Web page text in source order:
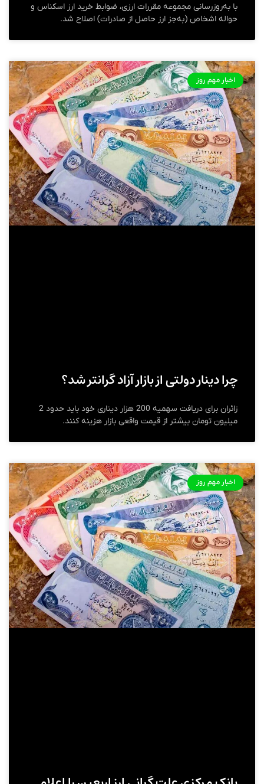
با به‌روزرسانی مجموعه مقررات ارزی، ضوابط خرید ارز اسکناس و
حواله اشخاص (به‌جز ارز حاصل از صادرات) اصلاح شد.
اخبار مهم روز
چرا دینار دولتی از بازار آزاد گرانتر شد؟
زائران برای دریافت سهمیه 200 هزار دیناری خود باید حدود 2
میلیون تومان بیشتر از قیمت واقعی بازار هزینه کنند.
اخبار مهم روز